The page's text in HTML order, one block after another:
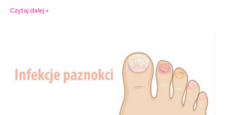
Czytaj dalej »